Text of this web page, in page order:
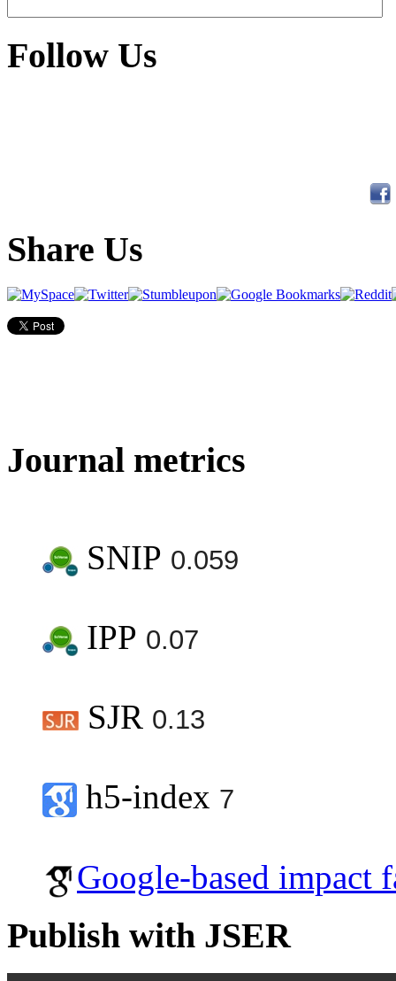
Follow Us
Share Us
Journal metrics
SNIP 0.059
IPP 0.07
SJR 0.13
h5-index 7
Google-based impact
Publish with JSER